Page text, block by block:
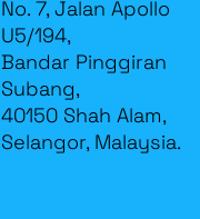
No. 7, Jalan Apollo
U5/194,
Bandar Pinggiran
Subang,
40150 Shah Alam,
Selangor, Malaysia.